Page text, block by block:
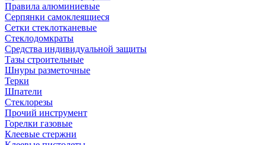
Правила алюминиевые
Серпянки самоклеящиеся
Сетки стеклотканевые
Стеклодомкраты
Средства индивидуальной защиты
Тазы строительные
Шнуры разметочные
Терки
Шпатели
Стеклорезы
Прочий инструмент
Горелки газовые
Клеевые стержни